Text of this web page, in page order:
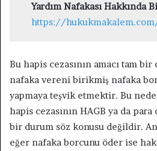
Yardım Nafakası Hakkında
https://
Bu hapis cezasının amacı tam
nafaka vereni birikmiş nafaka
yapmaya teşvik etmektir. Bu
hapis cezasının HAGB ya da
bir durum söz konusu değildir.
eğer nafaka borcunu öder ise